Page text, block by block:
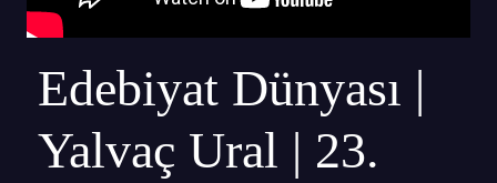
Edebiyat Dünyası |
Yalvaç Ural | 23.